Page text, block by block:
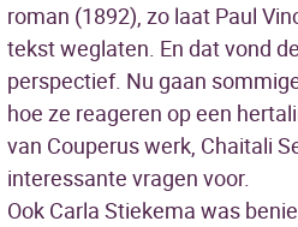
roman (1892), zo laat Paul
tekst weglaten. En dat vond
perspectief. Nu gaan
hoe ze reageren op een
van Couperus werk, Chaitali
interessante vragen voor.
Ook Carla Stiekema was